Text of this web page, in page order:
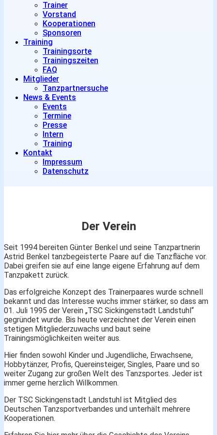
Trainer
Vorstand
Kooperationen
Sponsoren
Training
Trainingsorte
Trainingszeiten
FAQ
Mitglieder
Tanzpartnersuche
News & Events
Events
Termine
Presse
Intern
Training
Kontakt
Impressum
Datenschutz
Der Verein
Seit 1994 bereiten Günter Benkel und seine Tanzpartnerin
Astrid Benkel tanzbegeisterte Paare auf die Tanzfläche vor.
Dabei greifen sie auf eine lange eigene Erfahrung auf dem
Tanzpakett zurück.
Das erfolgreiche Konzept des Trainerpaares wurde schnell
bekannt und das Interesse wuchs immer stärker, so dass am
01. Juli 1995 der Verein „TSC Sickingenstadt Landstuhl“
gegründet wurde. Bis heute verzeichnet der Verein einen
stetigen Mitgliederzuwachs und baut seine
Trainingsmöglichkeiten weiter aus.
Hier finden sowohl Kinder und Jugendliche, Erwachsene,
Hobbytänzer, Profis, Quereinsteiger, Singles, Paare und so
weiter Zugang zur großen Welt des Tanzsportes. Jeder ist
immer gerne herzlich Willkommen.
Der TSC Sickingenstadt Landstuhl ist Mitglied des
Deutschen Tanzsportverbandes und unterhält mehrere
Kooperationen.